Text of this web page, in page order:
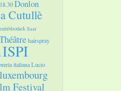
Donlon
Cutullè
Saar
hairspray
ISPI
italianaLucio
luxembourg
Festival